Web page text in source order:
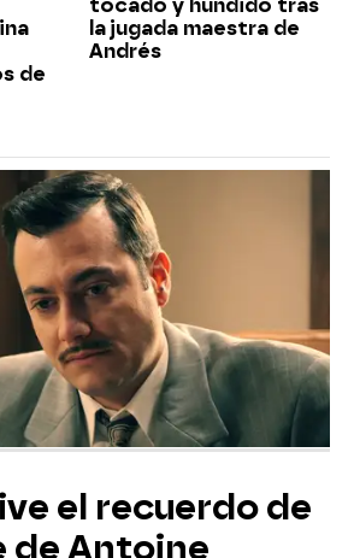
de
tocado y hundido tras
la jugada maestra de
Andrés
el recuerdo de
de Antoine